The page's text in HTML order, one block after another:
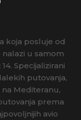
koja posluje od
nalazi u samom
Specijalizirani
putovanja,
na Mediteranu,
prema
avio